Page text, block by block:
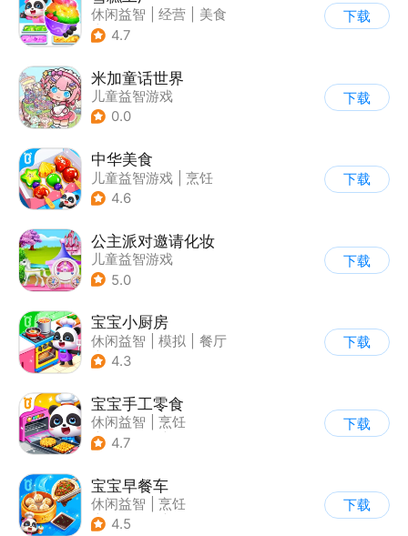
休闲益智 经营
美食
| 宝宝巴士
4.7
下载
米加童话世界
儿童益智游戏
0.0
下载
中华美食
儿童益智游戏
烹饪
4.6
下载
公主派对邀请化妆
儿童益智游戏
5.0
下载
宝宝小厨房
休闲益智 模拟
餐厅
| 宝宝巴士
4.3
下载
宝宝手工零食
休闲益智
烹饪
| 宝宝巴士
4.7
下载
宝宝早餐车
休闲益智
烹饪
| 宝宝巴士
4.5
下载